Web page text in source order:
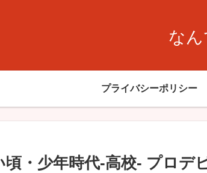
な
プライバシーポリシー
頃・少年時代-高校- プロデ